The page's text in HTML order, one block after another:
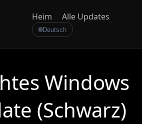
Heim Alle Updates
🌐Deutsch
Windows
(Schwarz)